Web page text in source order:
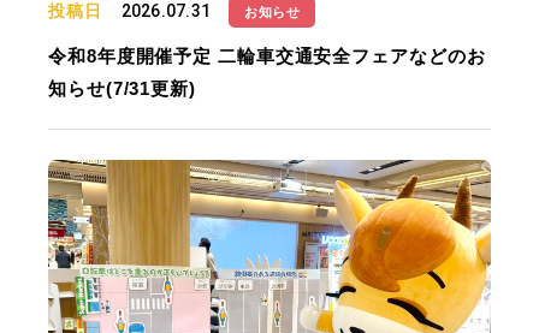
投稿日 2026.07.31 お知らせ
令和8年度開催予定 二輪車交通安全フェアなどのお
知らせ(7/31更新)